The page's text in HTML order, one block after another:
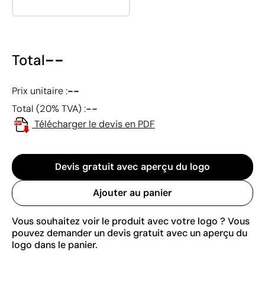
Total--
Prix unitaire :--
Total (20% TVA) :--
Télécharger le devis en PDF
Devis gratuit avec aperçu du logo
Ajouter au panier
Vous souhaitez voir le produit avec votre logo ? Vous
pouvez demander un devis gratuit avec un aperçu du
logo dans le panier.